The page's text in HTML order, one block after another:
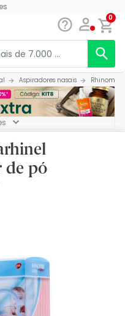
0
Aspiradores nasais Rhinomer
de pó